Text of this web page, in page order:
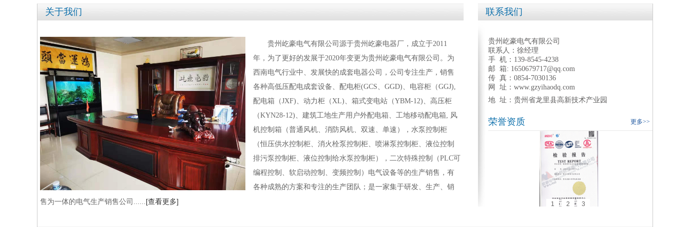
关于我们
贵州屹豪电气有限公司源于贵州屹豪电器厂，成立于2011
年，为了更好的发展于2020年变更为贵州屹豪电气有限公司。为
西南电气行业中、发展快的成套电器公司，公司专注生产，销售
各种高低压配电成套设备、配电柜(GCS、GGD)、电容柜（GGJ),
配电箱（JXF)、动力柜（XL)、箱式变电站（YBM-12)、高压柜
（KYN28-12)、建筑工地生产用户外配电箱、工地移动配电箱, 风
机控制箱（普通风机、消防风机、双速、单速），水泵控制柜
（恒压供水控制柜、消火栓泵控制柜、喷淋泵控制柜、液位控制
排污泵控制柜、液位控制给水泵控制柜），二次特殊控制（PLC可
编程控制、软启动控制、变频控制）电气设备等的生产销售，有
各种成熟的方案和专注的生产团队；是一家集于研发、生产、销
售为一体的电气生产销售公司 ......[查看更多]
联系我们
贵州屹豪电气有限公司
联系人：徐经理
手 机：139-8545-4238
邮 箱: 1650679717@qq.com
传 真：0854-7030136
网 址：www.gzyihaodq.com
地 址： 贵州省龙里县高新技术产业园
荣誉资质 更多>>
1 2 3